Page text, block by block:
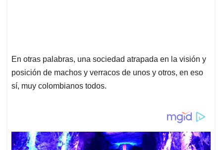
En otras palabras, una sociedad atrapada en la visión y
posición de machos y verracos de unos y otros, en eso
sí, muy colombianos todos.